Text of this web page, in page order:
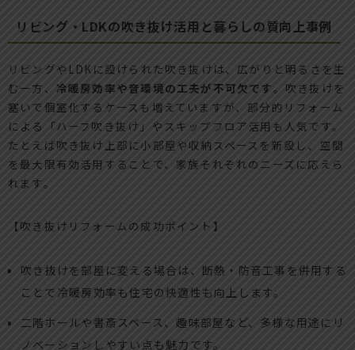
リビング・LDKの吹き抜け活用と暮らしの質向上事例
リビングやLDKに設けられた吹き抜けは、広がりと明るさを生
む一方、 冷暖房効率や音環境の工夫が不可欠です。吹き抜けを
塞いで個室化するケースも増えていますが、部分的リフォーム
による「ハーフ吹き抜け」やスキップフロア活用も人気です。
たとえば吹き抜け上部に小部屋や収納スペースを新設し、空間
を最大限有効活用することで、家族それぞれのニーズに応えら
れます。
【吹き抜けリフォームの成功ポイント】
吹き抜けを部屋に変える場合は、断熱・防音工事を併用する
ことで冷暖房効率も住宅の快適性も向上します。
二階ホールや書斎スペース、趣味部屋など、多様な用途にリ
ノベーションしやすい点も魅力です。